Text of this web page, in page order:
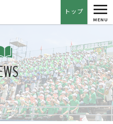
トップ
MENU